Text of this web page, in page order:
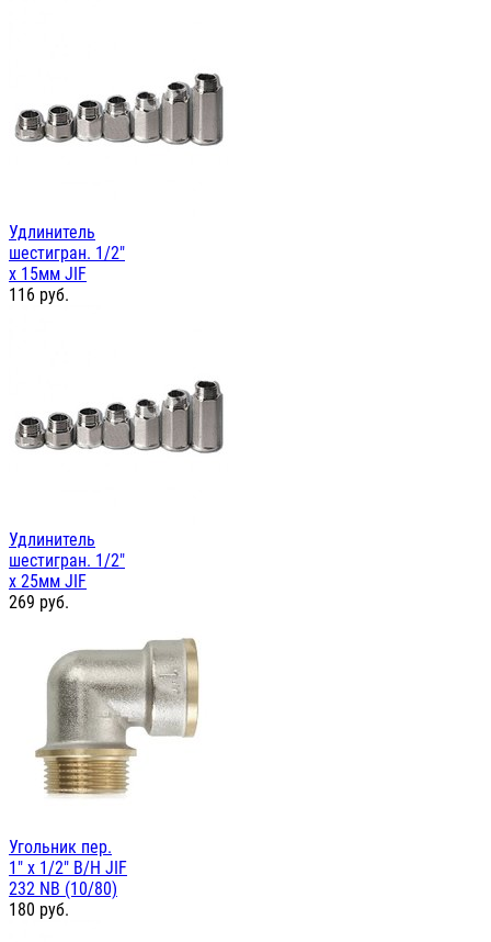
Удлинитель
шестигран. 1/2"
х 15мм JIF
116 руб.
Удлинитель
шестигран. 1/2"
х 25мм JIF
269 руб.
Угольник пер.
1" х 1/2" В/Н JIF
232 NB (10/80)
180 руб.